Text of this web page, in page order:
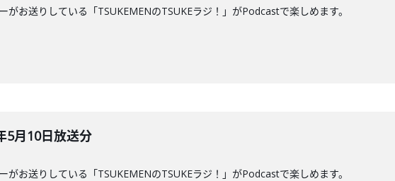
お送りしている「TSUKEMENのTSUKEラジ！」がPodcastで楽しめます。
5月10日放送分
お送りしている「TSUKEMENのTSUKEラジ！」がPodcastで楽しめます。